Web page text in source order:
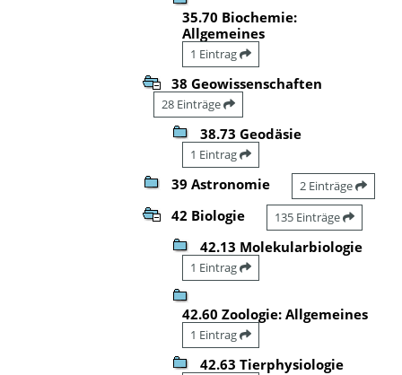
35.70 Biochemie:
Allgemeines
1 Eintrag
38 Geowissenschaften
28 Einträge
38.73 Geodäsie
1 Eintrag
39 Astronomie 2 Einträge
42 Biologie 135 Einträge
42.13 Molekularbiologie
1 Eintrag
42.60 Zoologie: Allgemeines
1 Eintrag
42.63 Tierphysiologie